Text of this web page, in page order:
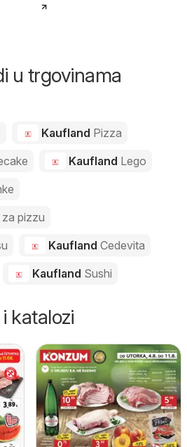
u trgovinama
Kaufland Pizza
Kaufland Lego
pizzu
Kaufland Cedevita
Kaufland Sushi
katalozi